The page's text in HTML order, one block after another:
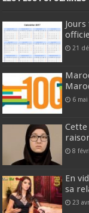
21
6
8
En
sa
23